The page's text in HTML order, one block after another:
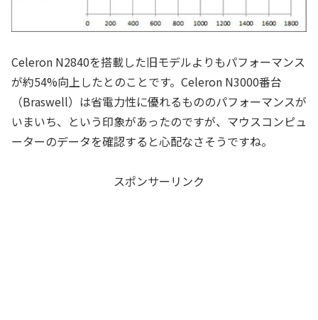
Celeron N2840を搭載した旧モデルよりもパフォーマンス
が約54%向上したとのことです。Celeron N3000番台
（Braswell）は省電力性に優れるもののパフォーマンスが
いまいち、という印象があったのですが、マウスコンピュ
ーターのデータを確認すると心配なさそうですね。
スポンサーリンク